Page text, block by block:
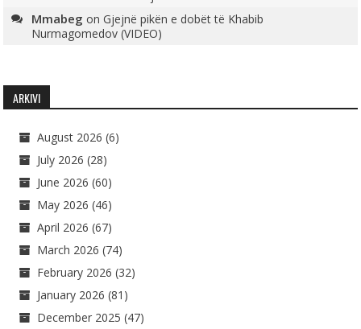
Mmabeg onGjejnë pikën e dobët të Khabib
Nurmagomedov (VIDEO)
ARKIVI
August 2026 (6)
July 2026 (28)
June 2026 (60)
May 2026 (46)
April 2026 (67)
March 2026 (74)
February 2026 (32)
January 2026 (81)
December 2025 (47)